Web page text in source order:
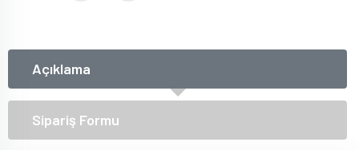
Açıklama
Sipariş Formu